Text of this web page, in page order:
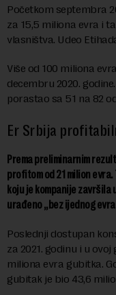
Početkom septembra
za 15,5 miliona evra i
vlasništva. Udeo
Više od 100 miliona
decembru 2020.
porastao sa 51 na 82
Er Srbija
Prema preliminarnim
profitom od 21 milion
koju je kompanije
urađeno „bez ijednog
Poslednji dostupan
za 2021. godinu i u
miliona evra gubitka.
gubitak je bio 43,6